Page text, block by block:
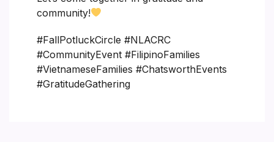
community!
#FallPotluckCircle #NLACRC
#CommunityEvent #FilipinoFamilies
#VietnameseFamilies #ChatsworthEvents
#GratitudeGathering